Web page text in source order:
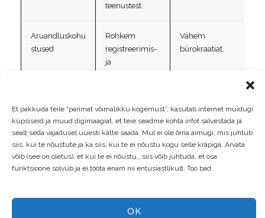
Et pakkuda teile “parimat võimalikku kogemust”, kasutab internet muidugi
küpsiseid ja muud digimaagiat, et teie seadme kohta infot salvestada ja
sealt seda vajadusel uuesti kätte saada. Mul ei ole õrna aimugi, mis juhtub
siis, kui te nõustute ja ka siis, kui te ei nõustu kogu selle kräpiga. Arvata
võib (see on oletus), et kui te ei nõustu,, siis võib juhtuda, et osa
funktsioone solvub ja ei tööta enam nii entusiastlikult. Too bad.
OK
teenustest.
Aruandluskohu
stused
Rohkem
registreerimis-
ja
Vähem
bürokraatiat.
Sobib kellele
Omanikule, kes
soovib
maksimeerida
tootlust ja
tegeleda
haldamisega.
Omanikule, kes
eelistab
stabiilsust ja
väiksemat
halduskoormu